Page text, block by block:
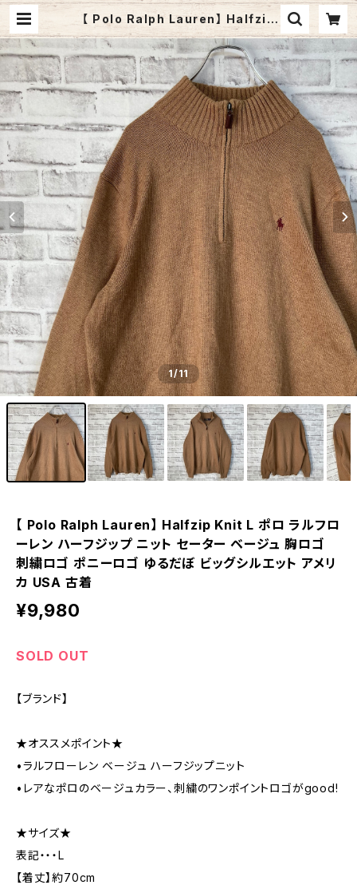
【 Polo Ralph Lauren】 Halfzip
ップ ニット セーター ベージュ 胸ロゴ
刺繍ロゴ ポニーロゴ ゆるだぼ ビッグ
シルエット アメリカ USA 古着 | Fuz
zy Fuzzy
1/11
【 Polo Ralph Lauren】 Halfzip Knit L ポロ ラルフロ
ーレン ハーフジップ ニット セーター ベージュ 胸ロゴ
刺繍ロゴ ポニーロゴ ゆるだぼ ビッグシルエット アメリ
カ USA 古着
¥9,980
SOLD OUT
【ブランド】
★オススメポイント★
•ラルフローレン ベージュ ハーフジップニット
•レアなポロのベージュカラー、刺繍のワンポイントロゴがgood!
★サイズ★
表記・・・L
【着丈】約70cm